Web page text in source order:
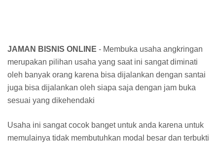
JAMAN BISNIS ONLINE - Membuka usaha angkringan
merupakan pilihan usaha yang saat ini sangat diminati
oleh banyak orang karena bisa dijalankan dengan santai
juga bisa dijalankan oleh siapa saja dengan jam buka
sesuai yang dikehendaki
Usaha ini sangat cocok banget untuk anda karena untuk
memulainya tidak membutuhkan modal besar dan terbukti